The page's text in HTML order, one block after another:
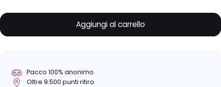
Aggiungi al carrello
Pacco 100% anonimo
Oltre 9.500 punti ritiro